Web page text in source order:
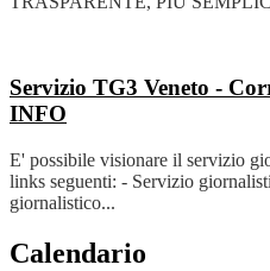
Servizio TG3 Veneto -
INFO
E' possibile visionare il servizio
links seguenti: - Servizio
giornalistico...
Calendario